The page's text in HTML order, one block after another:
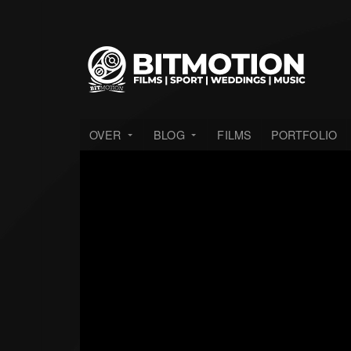
OVER BLOG FILMS PORTFOLIO